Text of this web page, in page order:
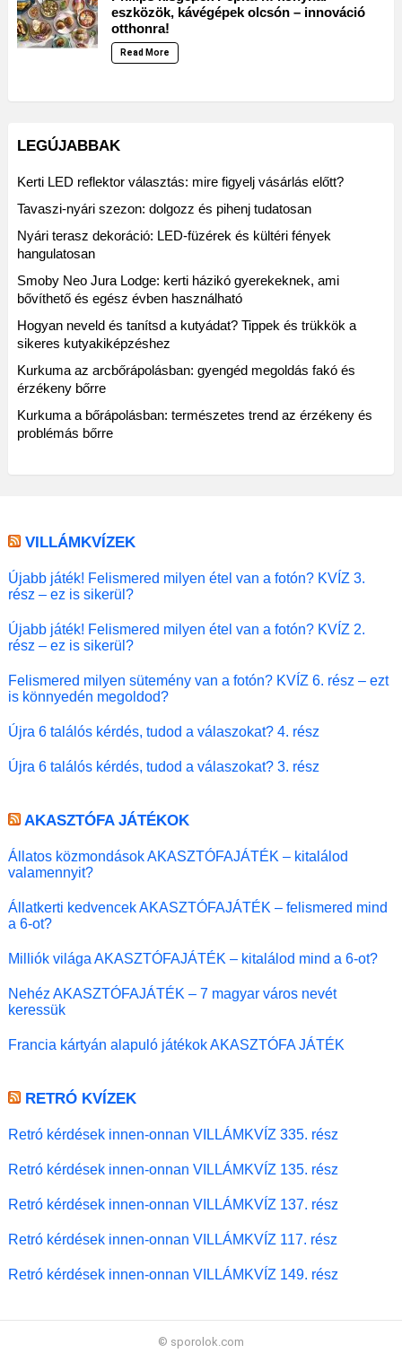
eszközök, kávégépek olcsón – innováció
otthonra!
Read More
LEGÚJABBAK
Kerti LED reflektor választás: mire figyelj vásárlás előtt?
Tavaszi-nyári szezon: dolgozz és pihenj tudatosan
Nyári terasz dekoráció: LED-füzérek és kültéri fények
hangulatosan
Smoby Neo Jura Lodge: kerti házikó gyerekeknek, ami
bővíthető és egész évben használható
Hogyan neveld és tanítsd a kutyádat? Tippek és trükkök a
sikeres kutyakiképzéshez
Kurkuma az arcbőrápolásban: gyengéd megoldás fakó és
érzékeny bőrre
Kurkuma a bőrápolásban: természetes trend az érzékeny és
problémás bőrre
VILLÁMKVÍZEK
Újabb játék! Felismered milyen étel van a fotón? KVÍZ 3.
rész – ez is sikerül?
Újabb játék! Felismered milyen étel van a fotón? KVÍZ 2.
rész – ez is sikerül?
Felismered milyen sütemény van a fotón? KVÍZ 6. rész – ezt
is könnyedén megoldod?
Újra 6 találós kérdés, tudod a válaszokat? 4. rész
Újra 6 találós kérdés, tudod a válaszokat? 3. rész
AKASZTÓFA JÁTÉKOK
Állatos közmondások AKASZTÓFAJÁTÉK – kitalálod
valamennyit?
Állatkerti kedvencek AKASZTÓFAJÁTÉK – felismered mind
a 6-ot?
Milliók világa AKASZTÓFAJÁTÉK – kitalálod mind a 6-ot?
Nehéz AKASZTÓFAJÁTÉK – 7 magyar város nevét
keressük
Francia kártyán alapuló játékok AKASZTÓFA JÁTÉK
RETRÓ KVÍZEK
Retró kérdések innen-onnan VILLÁMKVÍZ 335. rész
Retró kérdések innen-onnan VILLÁMKVÍZ 135. rész
Retró kérdések innen-onnan VILLÁMKVÍZ 137. rész
Retró kérdések innen-onnan VILLÁMKVÍZ 117. rész
Retró kérdések innen-onnan VILLÁMKVÍZ 149. rész
© sporolok.com